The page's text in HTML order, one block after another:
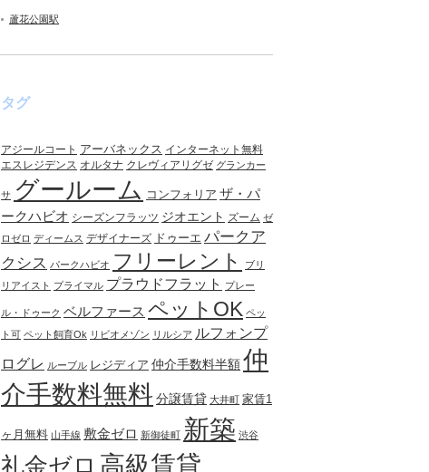
蘆花公園駅
タグ
アジールコート アーバネックス インターネット無料
エスレジデンス オルタナ クレヴィアリグゼ グランカー
サ グールーム コンフォリア ザ・パ
ークハビオ シーズンフラッツ ジオエント ズーム ゼ
ロゼロ ディームス デザイナーズ ドゥーエ パークア
クシス パークハビオ フリーレント
ブリ
リアイスト プライマル プラウドフラット プレー
ル・ドゥーク ベルファース ペットOK ペッ
ト可 ペット飼育Ok リビオメゾン リルシア ルフォンプ
ログレ ルーブル レジディア 仲介手数料半額仲
介手数料無料 分譲賃貸 大井町 家賃1
ヶ月無料 山手線 敷金ゼロ 新御徒町 新築 渋谷
礼金ゼロ 高級賃貸